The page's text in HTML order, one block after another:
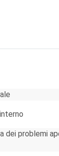
dei problemi